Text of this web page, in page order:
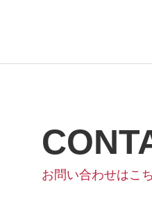
お問い合わせはこ